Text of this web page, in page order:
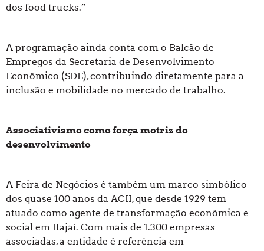
dos food trucks.”
A programação ainda conta com o Balcão de
Empregos da Secretaria de Desenvolvimento
Econômico (SDE), contribuindo diretamente para a
inclusão e mobilidade no mercado de trabalho.
Associativismo como força motriz do
desenvolvimento
A Feira de Negócios é também um marco simbólico
dos quase 100 anos da ACII, que desde 1929 tem
atuado como agente de transformação econômica e
social em Itajaí. Com mais de 1.300 empresas
associadas, a entidade é referência em